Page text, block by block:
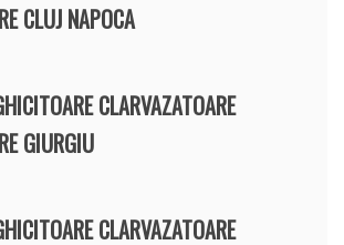
CLUJ NAPOCA
CLARVAZATOARE
GIURGIU
CLARVAZATOARE